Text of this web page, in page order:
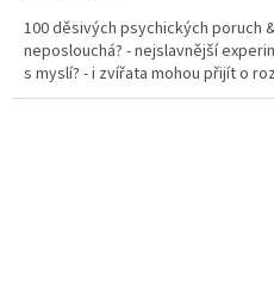
100 děsivých psychických poruch
neposlouchá? - nejslavnější
s myslí? - i zvířata mohou přijít o